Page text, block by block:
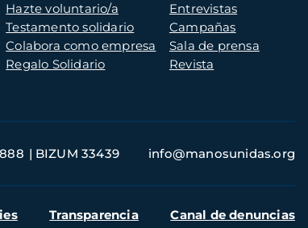
Hazte voluntario/a
Testamento solidario
Colabora como empresa
Regalo Solidario
Entrevistas
Campañas
Sala de prensa
Revista
BIZUM 33439 info@manosunidas.org
Transparencia Canal de denuncias